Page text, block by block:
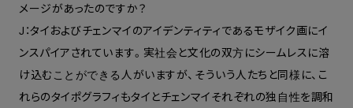
メージがあったのですか？
J：タイおよびチェンマイのアイデンティティであるモザイク画にイ
ンスパイアされています。実社会と文化の双方にシームレスに溶
け込むことができる人がいますが、そういう人たちと同様に、こ
れらのタイポグラフィもタイとチェンマイそれぞれの独自性を調和